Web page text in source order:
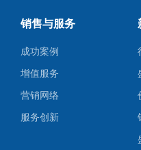
销售与服务
成功案例
增值服务
营销网络
服务创新